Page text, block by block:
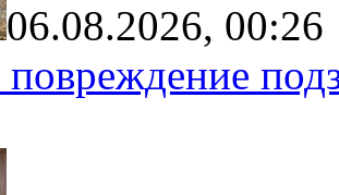
06.08.2026, 00:26